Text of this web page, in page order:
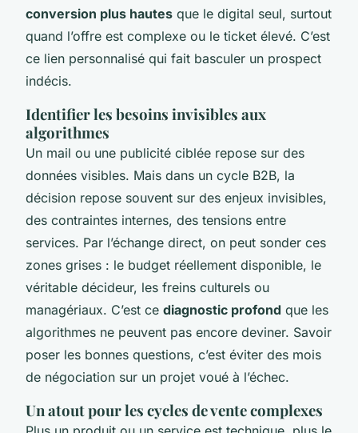
conversion plus hautes que le digital seul, surtout
quand l’offre est complexe ou le ticket élevé. C’est
ce lien personnalisé qui fait basculer un prospect
indécis.
Identifier les besoins invisibles aux
algorithmes
Un mail ou une publicité ciblée repose sur des
données visibles. Mais dans un cycle B2B, la
décision repose souvent sur des enjeux invisibles,
des contraintes internes, des tensions entre
services. Par l’échange direct, on peut sonder ces
zones grises : le budget réellement disponible, le
véritable décideur, les freins culturels ou
managériaux. C’est ce diagnostic profond que les
algorithmes ne peuvent pas encore deviner. Savoir
poser les bonnes questions, c’est éviter des mois
de négociation sur un projet voué à l’échec.
Un atout pour les cycles de vente complexes